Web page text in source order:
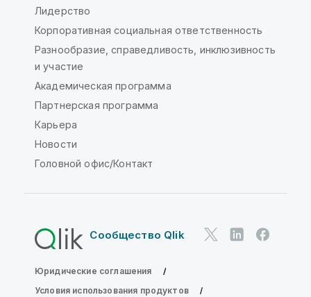
Лидерство
Корпоративная социальная ответственность
Разнообразие, справедливость, инклюзивность
и участие
Академическая программа
Партнерская программа
Карьера
Новости
Головной офис/Контакт
Сообщество Qlik
Юридические соглашения
Условия использования продуктов